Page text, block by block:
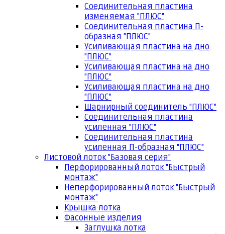
Соединительная пластина
изменяемая "ПЛЮС"
Соединительная пластина П-
образная "ПЛЮС"
Усиливающая пластина на дно
"ПЛЮС"
Усиливающая пластина на дно
"ПЛЮС"
Усиливающая пластина на дно
"ПЛЮС"
Шарнирный соединитель "ПЛЮС"
Соединительная пластина
усиленная "ПЛЮС"
Соединительная пластина
усиленная П-образная "ПЛЮС"
Листовой лоток "Базовая серия"
Перфорированный лоток "Быстрый
монтаж"
Неперфорированный лоток "Быстрый
монтаж"
Крышка лотка
Фасонные изделия
Заглушка лотка